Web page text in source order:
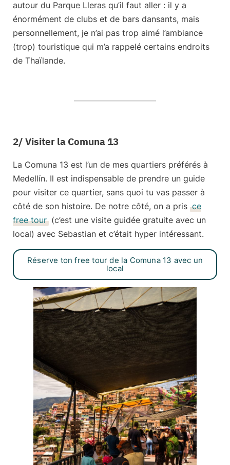
autour du Parque Lleras qu’il faut aller : il y a
énormément de clubs et de bars dansants, mais
personnellement, je n’ai pas trop aimé l’ambiance
(trop) touristique qui m’a rappelé certains endroits
de Thaïlande.
2/ Visiter la Comuna 13
La Comuna 13 est l’un de mes quartiers préférés à
Medellín. Il est indispensable de prendre un guide
pour visiter ce quartier, sans quoi tu vas passer à
côté de son histoire. De notre côté, on a pris ce
free tour (c’est une visite guidée gratuite avec un
local) avec Sebastian et c’était hyper intéressant.
Réserve ton free tour de la Comuna 13 avec un
local